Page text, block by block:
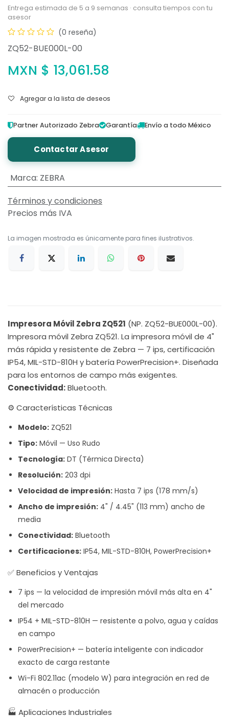
Entrega estimada de 5 a 9 semanas · consulta tiempos con tu
asesor
(0 reseña)
ZQ52-BUE000L-00
MXN $ 13,061.58
Agregar a la lista de deseos
Partner Autorizado Zebra Garantía Envío a todo México
Contactar Asesor
Marca: ZEBRA
Términos y condiciones
Precios más IVA
La imagen mostrada es únicamente para fines ilustrativos.
Impresora Móvil Zebra ZQ521 (NP. ZQ52-BUE000L-00).
Impresora móvil Zebra ZQ521. La impresora móvil de 4"
más rápida y resistente de Zebra — 7 ips, certificación
IP54, MIL-STD-810H y batería PowerPrecision+. Diseñada
para los entornos de campo más exigentes.
Conectividad:Bluetooth.
⚙️ Características Técnicas
Modelo: ZQ521
Tipo: Móvil — Uso Rudo
Tecnología: DT (Térmica Directa)
Resolución: 203 dpi
Velocidad de impresión: Hasta 7 ips (178 mm/s)
Ancho de impresión: 4" / 4.45" (113 mm) ancho de
media
Conectividad: Bluetooth
Certificaciones: IP54, MIL-STD-810H, PowerPrecision+
✅ Beneficios y Ventajas
7 ips — la velocidad de impresión móvil más alta en 4"
del mercado
IP54 + MIL-STD-810H — resistente a polvo, agua y caídas
en campo
PowerPrecision+ — batería inteligente con indicador
exacto de carga restante
Wi-Fi 802.11ac (modelo W) para integración en red de
almacén o producción
🏭 Aplicaciones Industriales